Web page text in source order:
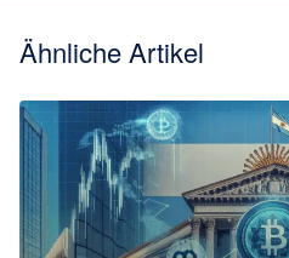
Ähnliche Artikel